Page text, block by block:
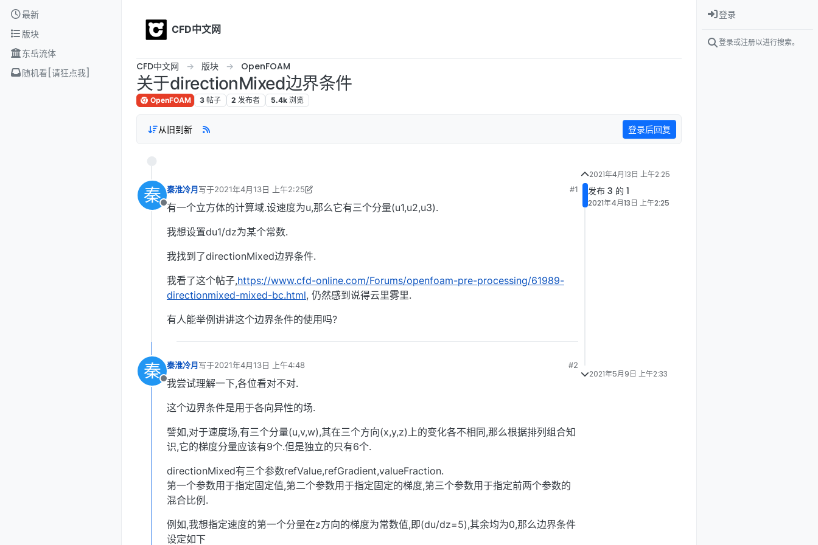
Skip to content
最新
版块
东岳流体
随机看[请狂点我]
CFD中文网
CFD中文网 版块 OpenFOAM
关于directionMixed边界条件
OpenFOAM 3 帖子 2 发布者 5.4k 浏览
从旧到新 登录后回复
秦
离线
秦淮冷月写于2021年4月13日 上午2:25
最后由 秦淮冷月 编辑2021年4月13日 上午10:25
#1
有一个立方体的计算域.设速度为u,那么它有三个分量(u1,u2,u3).
我想设置du1/dz为某个常数.
我找到了directionMixed边界条件.
我看了这个帖子,https://www.cfd-online.com/Forums/openfoam-pre-processing/61989-
directionmixed-mixed-bc.html, 仍然感到说得云里雾里.
有人能举例讲讲这个边界条件的使用吗?
秦
离线
秦淮冷月写于2021年4月13日 上午4:48
最后由 编辑
#2
我尝试理解一下,各位看对不对.
这个边界条件是用于各向异性的场.
譬如,对于速度场,有三个分量(u,v,w),其在三个方向(x,y,z)上的变化各不相同,那么根据排列组合知
识,它的梯度分量应该有9个.但是独立的只有6个.
directionMixed有三个参数refValue,refGradient,valueFraction.
第一个参数用于指定固定值,第二个参数用于指定固定的梯度,第三个参数用于指定前两个参数的
混合比例.
例如,我想指定速度的第一个分量在z方向的梯度为常数值,即(du/dz=5),其余均为0,那么边界条件
设定如下
2021年4月13日 上午2:25
发布 3 的 1
2021年4月13日 上午2:25
2021年5月9日 上午2:33
登录
登录或注册以进行搜索。